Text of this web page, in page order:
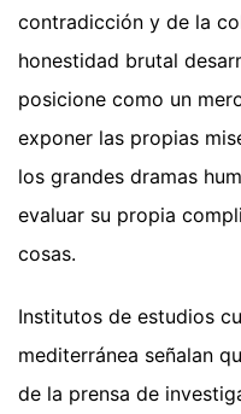
contradicción y de la
honestidad brutal
posicione como un
exponer las propias
los grandes dramas
evaluar su propia
cosas.
Institutos de estudios
mediterránea señalan
de la prensa de